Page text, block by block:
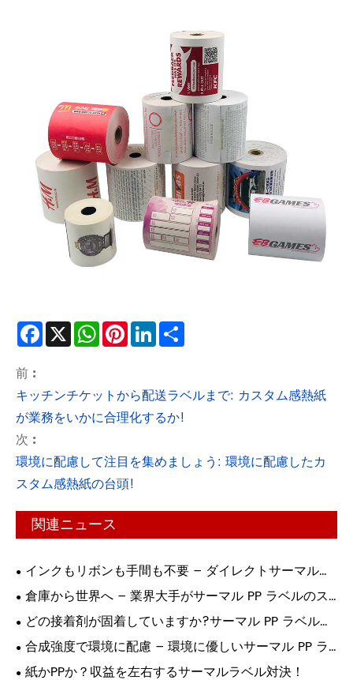
Facebook
X WhatsApp
Pinterest
LinkedIn
前 :
キッチンチケットから配送ラベルま​​で: カスタム感熱紙
が業務をいかに合理化するか!
次 :
環境に配慮して注目を集めましょう: 環境に配慮したカ
スタム感熱紙の台頭!
関連ニュース
インクもリボンも手間も不要 – ダイレクトサーマルラ
ベルが印刷に革命を起こす理由!
倉庫から世界へ – 業界大手がサーマル PP ラベルのス
マート印刷に依存する理由!
どの接着剤が固着していますか?サーマル PP ラベル接
着の究極ガイド!
合成強度で環境に配慮 – 環境に優しいサーマル PP ラ
ベルがついに登場!
紙かPPか？収益を左右するサーマルラベル対決！